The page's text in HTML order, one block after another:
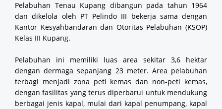
Pelabuhan Tenau Kupang dibangun pada tahun 1964
dan dikelola oleh PT Pelindo III bekerja sama dengan
Kantor Kesyahbandaran dan Otoritas Pelabuhan (KSOP)
Kelas III Kupang.
Pelabuhan ini memiliki luas area sekitar 3,6 hektar
dengan dermaga sepanjang 23 meter. Area pelabuhan
terbagi menjadi zona peti kemas dan non-peti kemas,
dengan fasilitas yang terus diperbarui untuk mendukung
berbagai jenis kapal, mulai dari kapal penumpang, kapal